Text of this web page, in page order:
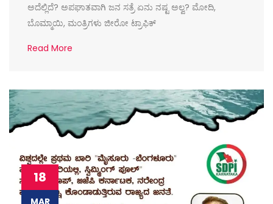
ಅದೆಲ್ಲಿದೆ? ಅಪಘಾತವಾಗಿ ಜನ ಸತ್ರೆ ಏನು ನಷ್ಟ ಅಲ್ವ? ಮೋದಿ,
ಬೊಮ್ಮಾಯಿ, ಮಂತ್ರಿಗಳು ಜೀರೋ ಟ್ರಾಫಿಕ್
Read More
18
MAR